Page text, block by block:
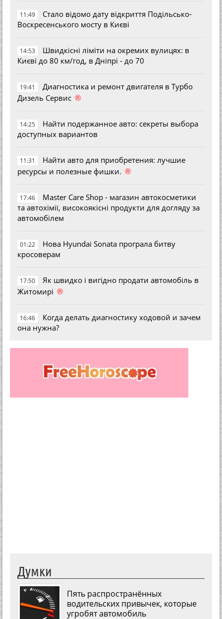
11:49
Стало відомо дату відкриття Подільсько-
Воскресенського мосту в Києві
14:53
Швидкісні ліміти на окремих вулицях: в
Києві до 80 км/год, в Дніпрі - до 70
19:41
Диагностика и ремонт двигателя в Турбо
Дизель Сервис ®
14:25
Найти подержанное авто: секреты выбора
доступных вариантов
11:31
Найти авто для приобретения: лучшие
ресурсы и полезные фишки. ®
17:46
Master Care Shop - магазин автокосметики
та автохімії, високоякісні продукти для догляду за
автомобілем
01:22
Нова Hyundai Sonata програла битву
кросоверам
17:50
Як швидко і вигідно продати автомобіль в
Житомирі ®
16:46
Когда делать диагностику ходовой и зачем
она нужна?
Думки
Пять распространённых
водительских привычек, которые
угробят автомобиль